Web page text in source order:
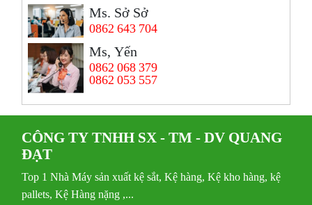
Ms. Sở Sở
0862 643 704
Ms, Yến
0862 068 379
0862 053 557
CÔNG TY TNHH SX - TM - DV QUANG
ĐẠT
Top 1 Nhà Máy sản xuất kệ sắt, Kệ hàng, Kệ kho hàng, kệ
pallets, Kệ Hàng nặng ,...